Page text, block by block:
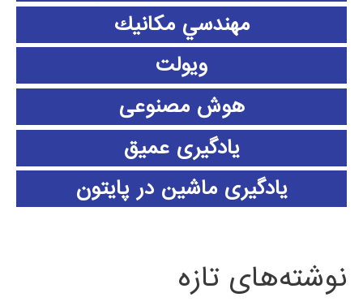
مهندسي مكانيك
ویولت
هوش مصنوعی
یادگیری عمیق
یادگیری ماشین در پایتون
نوشته‌های تازه